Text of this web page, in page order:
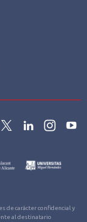
de carácter confidencial y
al destinatario